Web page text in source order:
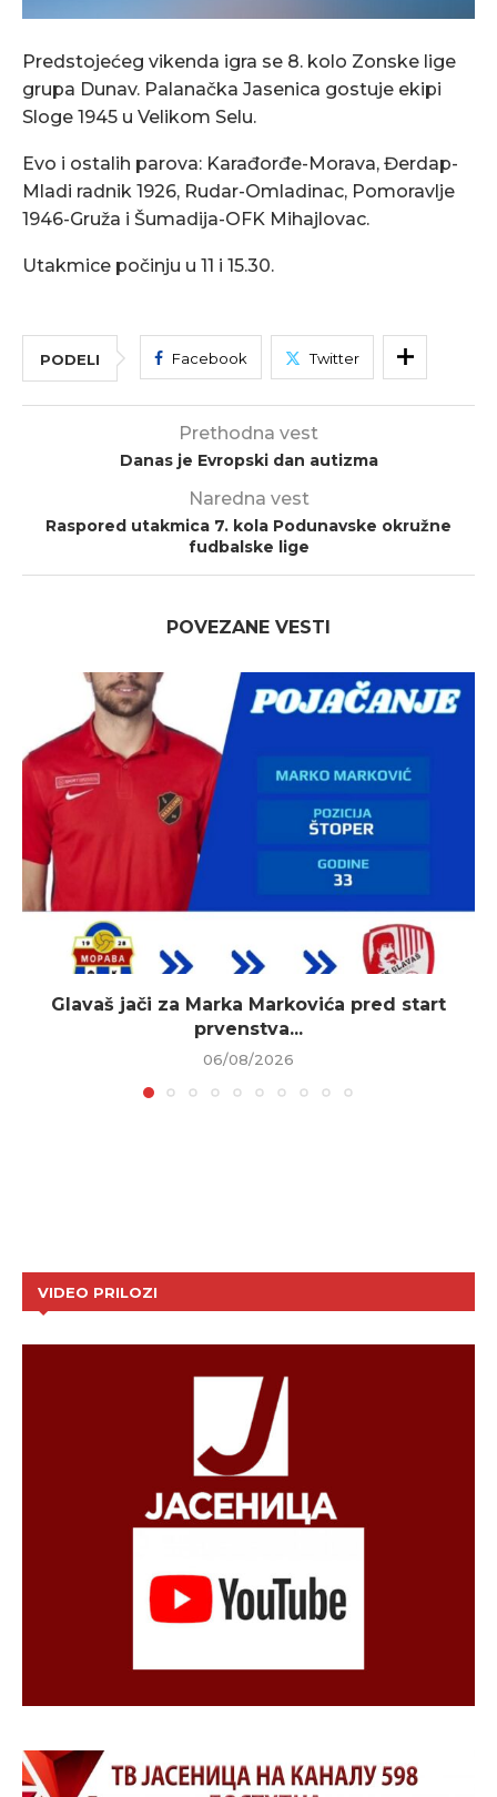
Predstojećeg vikenda igra se 8. kolo Zonske lige
grupa Dunav. Palanačka Jasenica gostuje ekipi
Sloge 1945 u Velikom Selu.
Evo i ostalih parova: Karađorđe-Morava, Đerdap-
Mladi radnik 1926, Rudar-Omladinac, Pomoravlje
1946-Gruža i Šumadija-OFK Mihajlovac.
Utakmice počinju u 11 i 15.30.
PODELI Facebook Twitter
Prethodna vest
Danas je Evropski dan autizma
Naredna vest
Raspored utakmica 7. kola Podunavske okružne
fudbalske lige
POVEZANE VESTI
Glavaš jači za Marka Markovića pred start
prvenstva...
06/08/2026
VIDEO PRILOZI